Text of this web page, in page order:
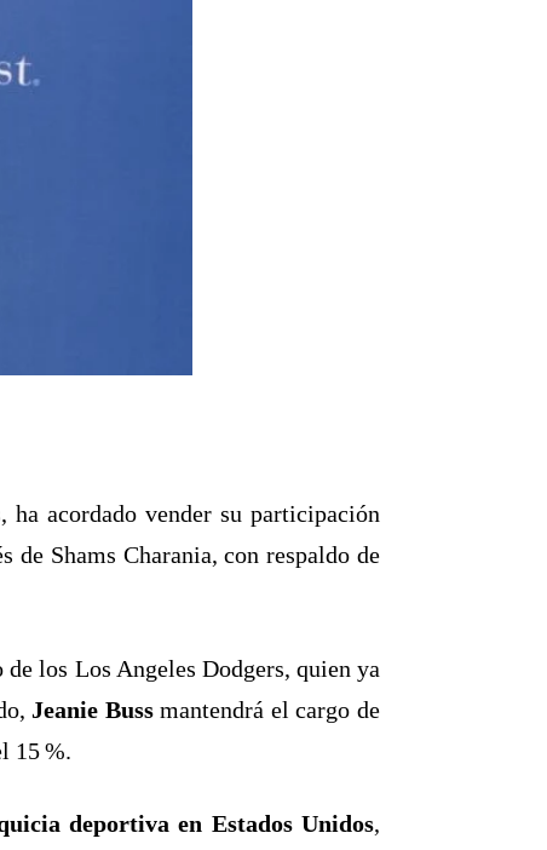
acordado vender su participación
de Shams Charania, con respaldo de
los Los Angeles Dodgers, quien ya
Jeanie Bussmantendrá el cargo de
15 %.
deportiva en Estados Unidos,